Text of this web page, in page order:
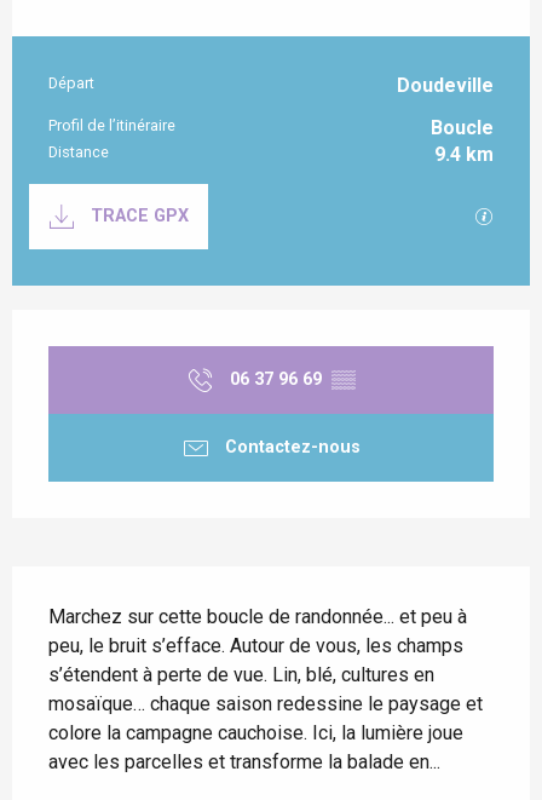
Informations pratiques
Départ Doudeville
Profil de l’itinéraire Boucle
Distance 9.4 km
TRACE GPX
06 37 96 69 ▒▒
Contactez-nous
Marchez sur cette boucle de randonnée... et peu à
peu, le bruit s’efface. Autour de vous, les champs
s’étendent à perte de vue. Lin, blé, cultures en
mosaïque… chaque saison redessine le paysage et
colore la campagne cauchoise. Ici, la lumière joue
avec les parcelles et transforme la balade en...